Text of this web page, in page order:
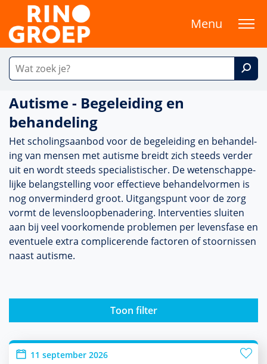
Menu
Autisme - Begeleiding en
behandeling
Het scholingsaanbod voor de bege­lei­ding en behan­del­
ing van mensen met autisme breidt zich steeds verder
uit en wordt steeds specialis­tischer. De weten­schappe­
lijke belang­stel­ling voor effectieve behan­delvormen is
nog onverminderd groot. Uitgangspunt voor de zorg
vormt de levens­loopbenade­ring. Interventies sluiten
aan bij veel voor­komende pro­ble­men per levensfase en
eventuele extra com­pli­ce­rende factoren of stoor­nissen
naast autisme.
Toon filter
11 september 2026